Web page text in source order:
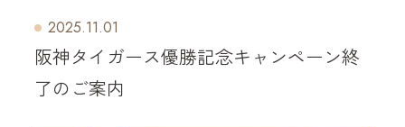
2025.11.01
阪神タイガース優勝記念キャンペーン終
了のご案内